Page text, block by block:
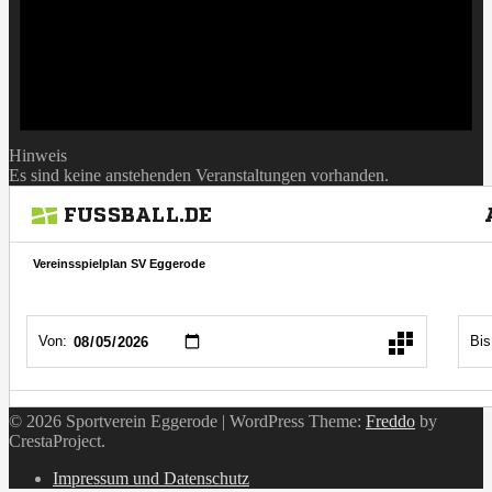
Hinweis
Es sind keine anstehenden Veranstaltungen vorhanden.
© 2026 Sportverein Eggerode | WordPress Theme: Freddo by
CrestaProject.
Impressum und Datenschutz